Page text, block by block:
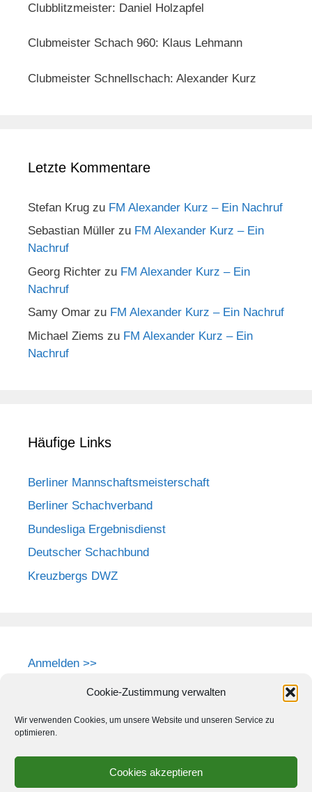
Cookie-Zustimmung verwalten
Wir verwenden Cookies, um unsere Website und unseren Service zu
optimieren.
Cookies akzeptieren
Clubblitzmeister: Daniel Holzapfel
Clubmeister Schach 960: Klaus Lehmann
Clubmeister Schnellschach: Alexander Kurz
Letzte Kommentare
Stefan Krug zu FM Alexander Kurz – Ein Nachruf
Sebastian Müller zu FM Alexander Kurz – Ein
Nachruf
Georg Richter zu FM Alexander Kurz – Ein
Nachruf
Samy Omar zu FM Alexander Kurz – Ein Nachruf
Michael Ziems zu FM Alexander Kurz – Ein
Nachruf
Häufige Links
Berliner Mannschaftsmeisterschaft
Berliner Schachverband
Bundesliga Ergebnisdienst
Deutscher Schachbund
Kreuzbergs DWZ
Anmelden >>